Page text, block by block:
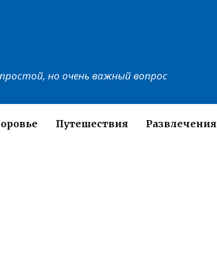
но очень важный вопрос
Путешествия Развлечения